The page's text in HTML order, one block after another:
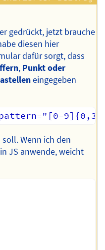
gedrückt, jetzt brauche
diesen hier
dafür sorgt, dass
, Punkt oder
eingegeben
Wenn ich den
JS anwende, weicht